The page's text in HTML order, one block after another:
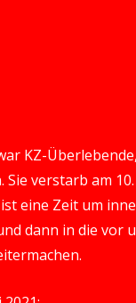
KZ-
verstarb am
ist eine Zeit um
dann in die vor